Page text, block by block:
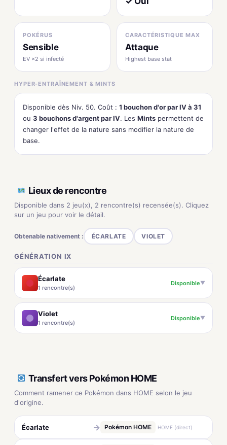
POKÉRUS
Sensible
EV ×2 si infecté
CARACTÉRISTIQUE MAX
Attaque
Highest base stat
HYPER-ENTRAÎNEMENT & MINTS
Disponible dès Niv. 50. Coût : 1 bouchon d'or par IV à 31
ou 3 bouchons d'argent par IV. Les Mints permettent de
changer l'effet de la nature sans modifier la nature de
base.
Lieux de rencontre
Disponible dans 2 jeu(x), 2 rencontre(s) recensée(s). Cliquez
sur un jeu pour voir le détail.
Obtenable nativement : ÉCARLATE VIOLET
GÉNÉRATION IX
Écarlate
1 rencontre(s)
Disponible▼
Violet
1 rencontre(s)
Disponible▼
Transfert vers Pokémon HOME
Comment ramener ce Pokémon dans HOME selon le jeu
d'origine.
Écarlate → Pokémon HOME HOME (direct)